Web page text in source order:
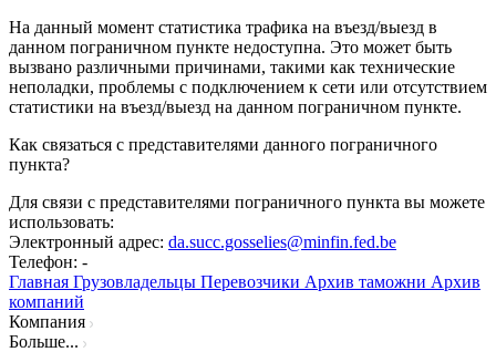
На данный момент статистика трафика на въезд/выезд в
данном пограничном пункте недоступна. Это может быть
вызвано различными причинами, такими как технические
неполадки, проблемы с подключением к сети или отсутствием
статистики на въезд/выезд на данном пограничном пункте.
Как связаться с представителями данного пограничного
пункта?
Для связи с представителями пограничного пункта вы можете
использовать:
Электронный адрес: da.succ.gosselies@minfin.fed.be
Телефон: -
Главная Грузовладельцы Перевозчики Архив таможни Архив
компаний
Компания
Больше...